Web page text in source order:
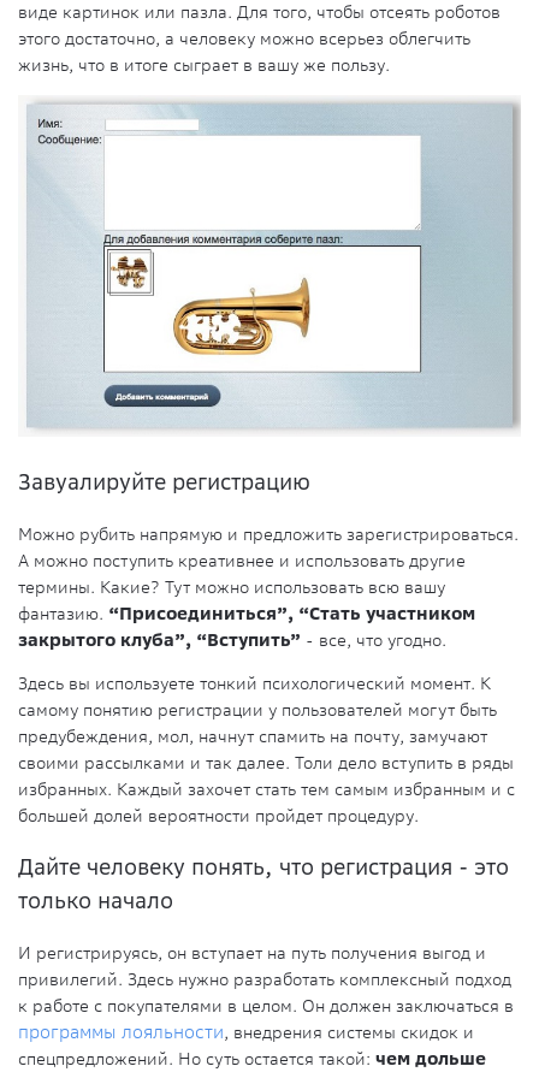
виде картинок или пазла. Для того, чтобы отсеять роботов
этого достаточно, а человеку можно всерьез облегчить
жизнь, что в итоге сыграет в вашу же пользу.
Завуалируйте регистрацию
Можно рубить напрямую и предложить зарегистрироваться.
А можно поступить креативнее и использовать другие
термины. Какие? Тут можно использовать всю вашу
фантазию. “Присоединиться”, “Стать участником
закрытого клуба”, “Вступить” - все, что угодно.
Здесь вы используете тонкий психологический момент. К
самому понятию регистрации у пользователей могут быть
предубеждения, мол, начнут спамить на почту, замучают
своими рассылками и так далее. Толи дело вступить в ряды
избранных. Каждый захочет стать тем самым избранным и с
большей долей вероятности пройдет процедуру.
Дайте человеку понять, что регистрация - это
только начало
И регистрируясь, он вступает на путь получения выгод и
привилегий. Здесь нужно разработать комплексный подход
к работе с покупателями в целом. Он должен заключаться в
программы лояльности, внедрения системы скидок и
спецпредложений. Но суть остается такой: чем дольше